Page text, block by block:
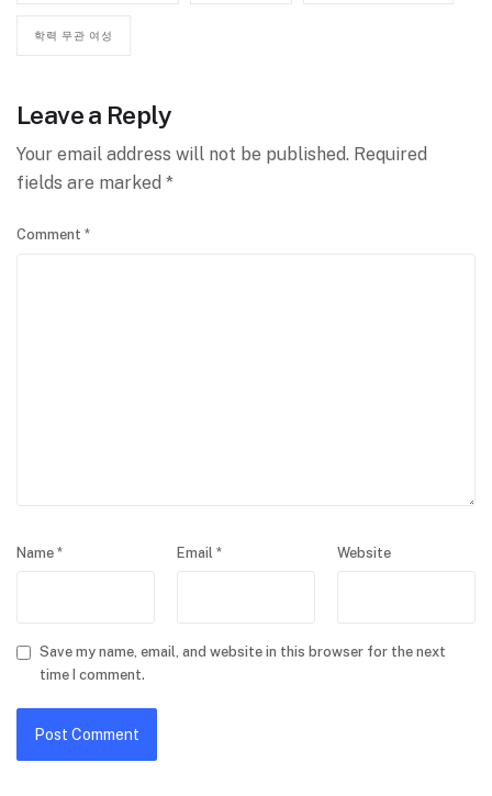
학력 무관 여성
Leave a Reply
Your email address will not be published. Required
fields are marked *
Comment *
Name * Email * Website
Save my name, email, and website in this browser for the next
time I comment.